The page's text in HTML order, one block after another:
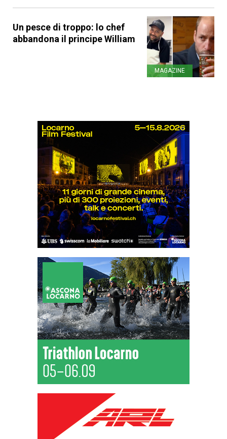
Un pesce di troppo: lo chef
abbandona il principe William
MAGAZINE